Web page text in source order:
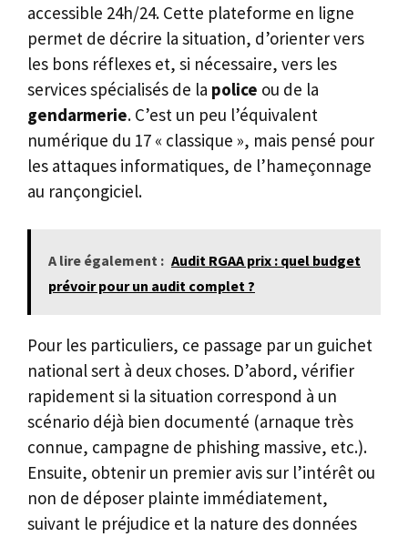
accessible 24h/24. Cette plateforme en ligne
permet de décrire la situation, d’orienter vers
les bons réflexes et, si nécessaire, vers les
services spécialisés de la police ou de la
gendarmerie. C’est un peu l’équivalent
numérique du 17 « classique », mais pensé pour
les attaques informatiques, de l’hameçonnage
au rançongiciel.
A lire également : Audit RGAA prix : quel budget
prévoir pour un audit complet ?
Pour les particuliers, ce passage par un guichet
national sert à deux choses. D’abord, vérifier
rapidement si la situation correspond à un
scénario déjà bien documenté (arnaque très
connue, campagne de phishing massive, etc.).
Ensuite, obtenir un premier avis sur l’intérêt ou
non de déposer plainte immédiatement,
suivant le préjudice et la nature des données